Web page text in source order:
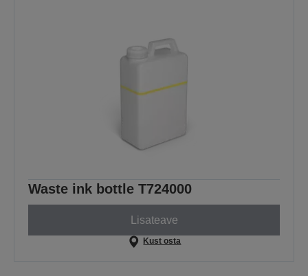
Waste ink bottle T724000
Lisateave
Kust osta